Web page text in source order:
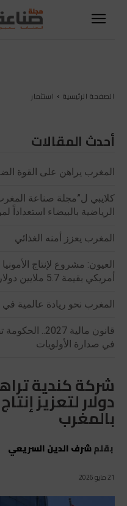
الصفحة الرئيسية استثمار
أحدث المقالات
المغرب يراهن على القوة
كلايبي ل”مجلة صناعة
الرياضية بالبيضاء استعداداً
المغرب يعزز أمنه الغذائي
العيون: مشروع لإنتاج
أمريكي بقيمة 5.7 ملايين دولار
المغرب نحو ريادة عالمية في
قانون مالية
في صدارة الأولويات
دولار لتعزيز
بالمغرب
بقلمشرف الدين السريعي
21 مايو 2026